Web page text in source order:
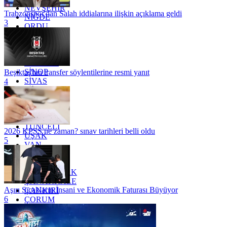
NEVŞEHİR
NİĞDE
ORDU
OSMANİYE
RİZE
SAKARYA
SİNOP
SİVAS
SİİRT
TEKİRDAĞ
TOKAT
TRABZON
TUNCELİ
UŞAK
VAN
YALOVA
YOZGAT
ZONGULDAK
ÇANAKKALE
ÇANKIRI
ÇORUM
İSTANBUL
İZMİR
Trabzonspor'dan Salah iddialarına ilişkin açıklama geldi
3
Beşiktaş'tan transfer söylentilerine resmi yanıt
4
2026 KPSS ne zaman? sınav tarihleri belli oldu
5
Aşırı Sıcakların İnsani ve Ekonomik Faturası Büyüyor
6